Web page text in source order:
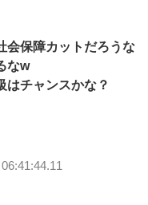
会保障カットだろうな
なw
はチャンスかな？